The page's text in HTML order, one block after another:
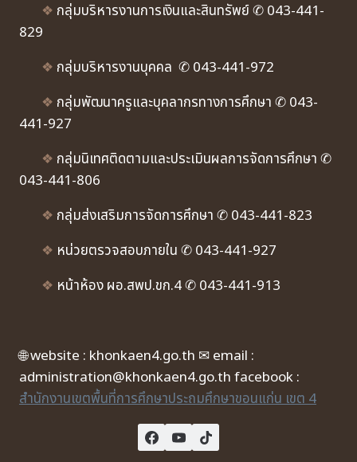
❖ กลุ่มบริหารงานการเงินและสินทรัพย์ ✆ 043-441-
829
❖ กลุ่มบริหารงานบุคคล ✆ 043-441-972
❖ กลุ่มพัฒนาครูและบุคลากรทางการศึกษา ✆ 043-
441-927
❖ กลุ่มนิเทศติดตามและประเมินผลการจัดการศึกษา ✆
043-441-806
❖ กลุ่มส่งเสริมการจัดการศึกษา ✆ 043-441-823
❖ หน่วยตรวจสอบภายใน ✆ 043-441-927
❖ หน้าห้อง ผอ.สพป.ขก.4 ✆ 043-441-913
🌐 website : khonkaen4.go.th ✉ email :
administration@khonkaen4.go.th facebook :
สำนักงานเขตพื้นที่การศึกษาประถมศึกษาขอนแก่น เขต 4